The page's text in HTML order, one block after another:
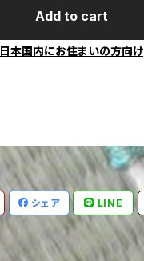
Add to cart
日本国内にお住まいの方向け
シェア LINE